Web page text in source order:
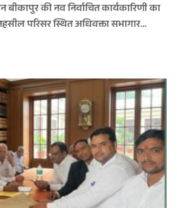
की नव निर्वाचित कार्यकारिणी का
परिसर स्थित अधिवक्ता सभागार…